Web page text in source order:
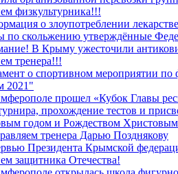
физкультурника!!!
о злоупотреблении
по скольжению утверждённые
В Крыму ужесточили
тренера!!!
о спортивном мероприятии
2021"
прошел «Кубок Главы
прохождение тестов и
годом и Рождеством Христовым
тренера Дарью Позднякову
Президента Крымской
защитника Отечества!